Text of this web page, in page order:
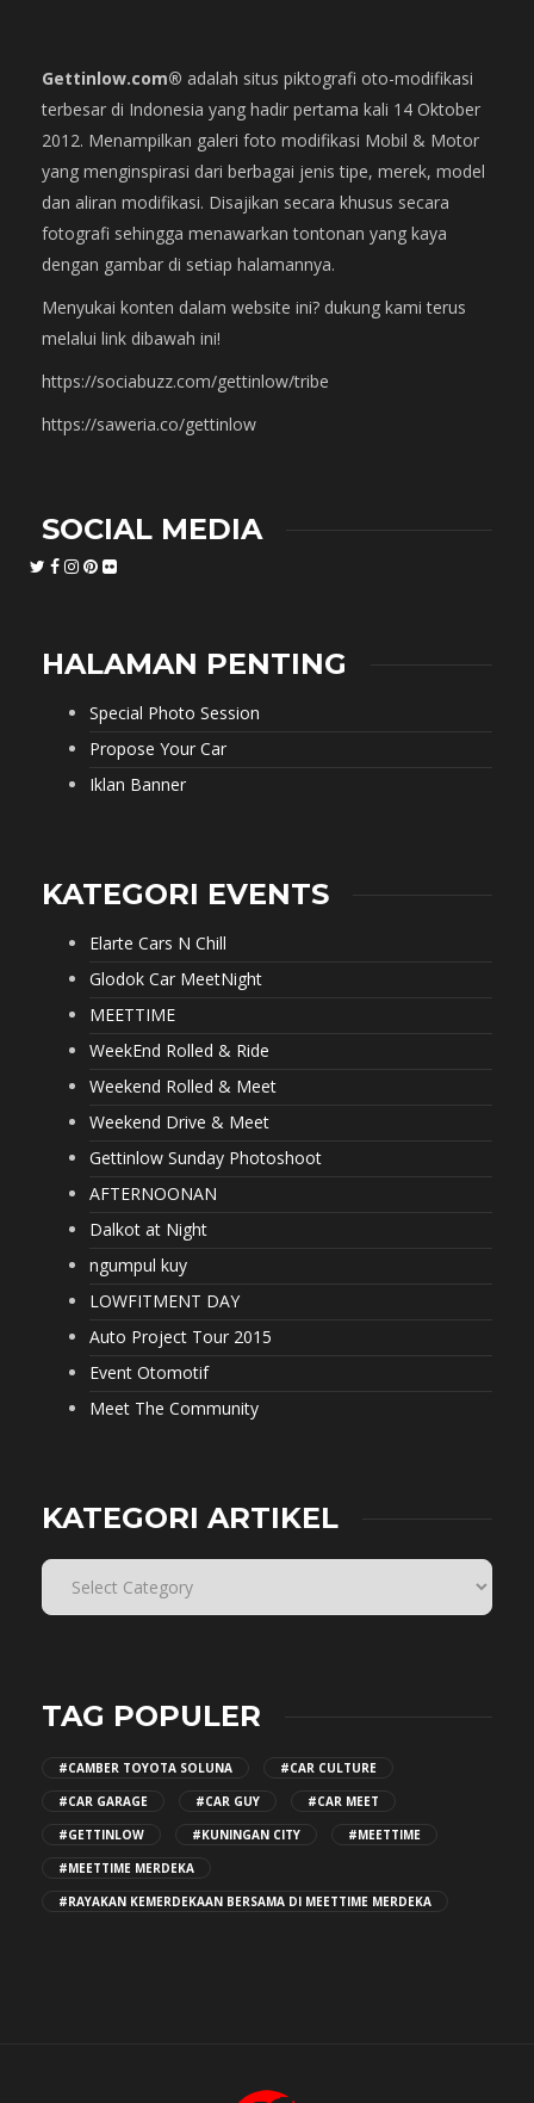
Gettinlow.com® adalah situs piktografi oto-modifikasi
terbesar di Indonesia yang hadir pertama kali 14 Oktober
2012. Menampilkan galeri foto modifikasi Mobil & Motor
yang menginspirasi dari berbagai jenis tipe, merek, model
dan aliran modifikasi. Disajikan secara khusus secara
fotografi sehingga menawarkan tontonan yang kaya
dengan gambar di setiap halamannya.
Menyukai konten dalam website ini? dukung kami terus
melalui link dibawah ini!
https://sociabuzz.com/gettinlow/tribe
https://saweria.co/gettinlow
SOCIAL MEDIA
HALAMAN PENTING
Special Photo Session
Propose Your Car
Iklan Banner
KATEGORI EVENTS
Elarte Cars N Chill
Glodok Car MeetNight
MEETTIME
WeekEnd Rolled & Ride
Weekend Rolled & Meet
Weekend Drive & Meet
Gettinlow Sunday Photoshoot
AFTERNOONAN
Dalkot at Night
ngumpul kuy
LOWFITMENT DAY
Auto Project Tour 2015
Event Otomotif
Meet The Community
KATEGORI ARTIKEL
TAG POPULER
#CAMBER TOYOTA SOLUNA
#CAR CULTURE
#CAR GARAGE
#CAR GUY
#CAR MEET
#GETTINLOW
#KUNINGAN CITY
#MEETTIME
#MEETTIME MERDEKA
#RAYAKAN KEMERDEKAAN BERSAMA DI MEETTIME MERDEKA